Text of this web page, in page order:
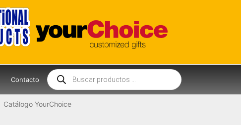
Contacto
Búsqueda
de
productos
Catálogo YourChoice